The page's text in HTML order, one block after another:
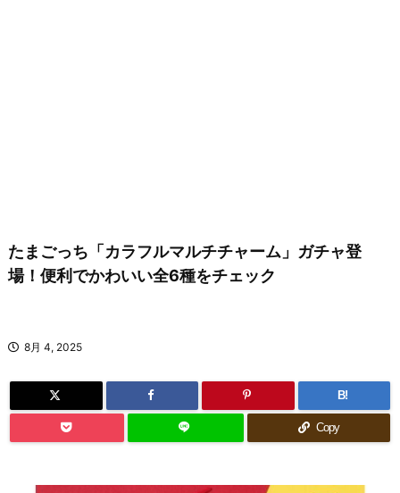
たまごっち「カラフルマルチチャーム」ガチャ登
場！便利でかわいい全6種をチェック
8月 4, 2025
B!
Copy